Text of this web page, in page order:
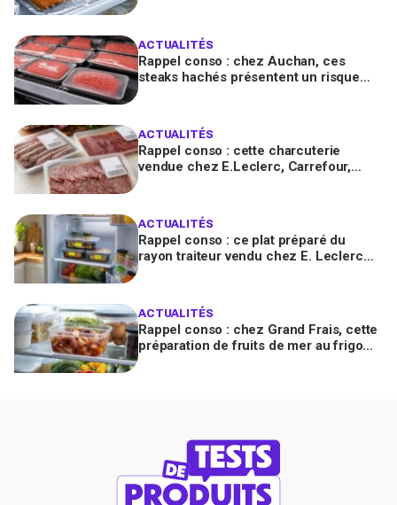
ACTUALITÉS
Rappel conso : chez Auchan, ces
steaks hachés présentent un risque
ACTUALITÉS
Rappel conso : cette charcuterie
vendue chez E.Leclerc, Carrefour,
ACTUALITÉS
Rappel conso : ce plat préparé du
rayon traiteur vendu chez E. Leclerc
ACTUALITÉS
Rappel conso : chez Grand Frais, cette
préparation de fruits de mer au frigo